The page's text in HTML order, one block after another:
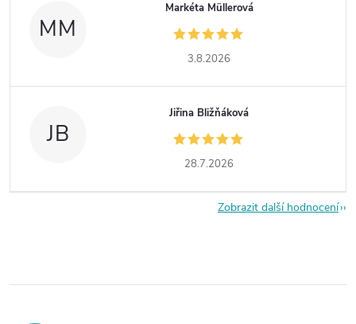
MM
Markéta Müllerová
3.8.2026
JB
Jiřina Bližňáková
28.7.2026
Zobrazit další hodnocení